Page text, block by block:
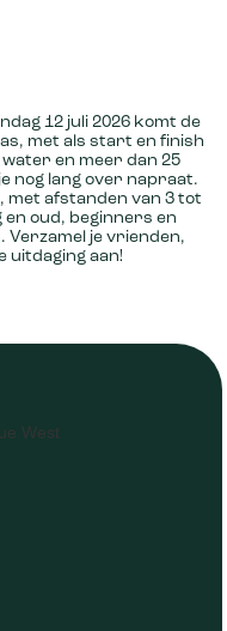
12 juli 2026 komt de
met als start en finish
en meer dan 25
nog lang over napraat.
met afstanden van 3 tot
oud, beginners en
Verzamel je vrienden,
uitdaging aan!